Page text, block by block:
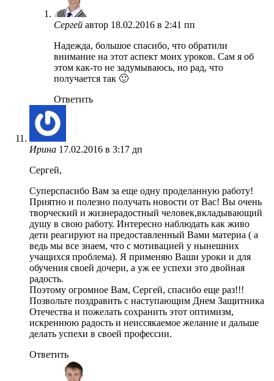
Сергей автор 18.02.2016 в 2:41 пп
Надежда, большое спасибо, что обратили
внимание на этот аспект моих уроков. Сам я об
этом как-то не задумываюсь, но рад, что
получается так 🙂
Ответить
Ирина 17.02.2016 в 3:17 дп
Сергей,
Суперспасибо Вам за еще одну проделанную работу!
Приятно и полезно получать новости от Вас! Вы очень
творческий и жизнерадостный человек,вкладывающий
душу в свою работу. Интересно наблюдать как живо
дети реагируют на предоставленный Вами материа ( а
ведь мы все знаем, что с мотивацией у нынешних
учащихся проблема). Я применяю Ваши уроки и для
обучения своей дочери, а уж ее успехи это двойная
радость.
Поэтому огромное Вам, Сергей, спасибо еще раз!!!
Позвольте поздравить с наступающим Днем Защитника
Отечества и пожелать сохранить этот оптимизм,
искреннюю радость и неиссякаемое желание и дальше
делать успехи в своей профессии.
Ответить